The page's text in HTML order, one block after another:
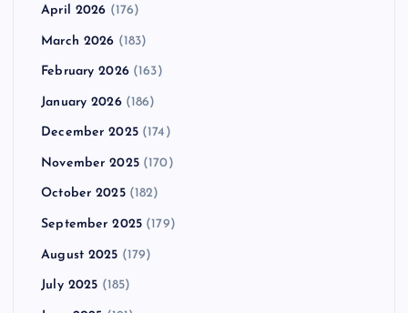
April 2026 (176)
March 2026 (183)
February 2026(163)
January 2026(186)
December 2025(174)
November 2025(170)
October 2025(182)
September 2025 (179)
August 2025 (179)
July 2025 (185)